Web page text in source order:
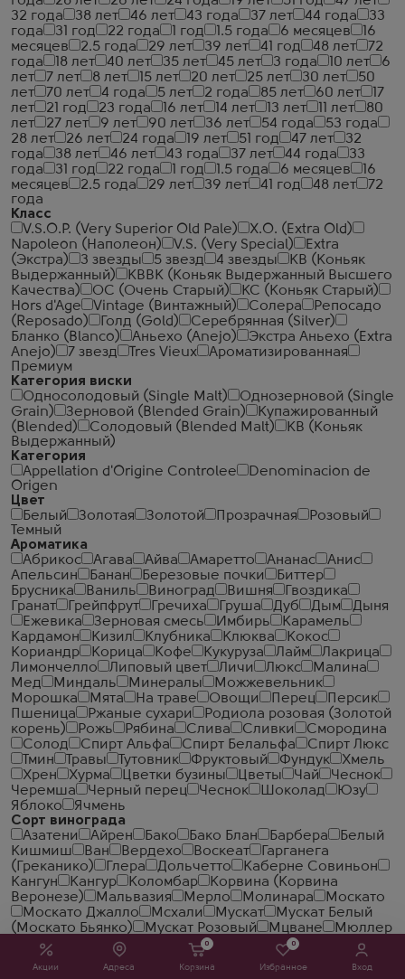
Акции Адреса
0
Корзина
0
Избранное Вход
32 года
38 лет 46 лет 43 года 37 лет 44 года
33
года
31 год 22 года 1 год 1.5 года 6 месяцев
16
месяцев
2.5 года 29 лет 39 лет 41 год 48 лет
72
года
18 лет 40 лет 35 лет 45 лет 3 года 10 лет
6
лет
7 лет 8 лет 15 лет 20 лет 25 лет 30 лет
50
лет
70 лет 4 года 5 лет 2 года 85 лет 60 лет
17
лет
21 год 23 года 16 лет 14 лет 13 лет 11 лет
80
лет
27 лет 9 лет 90 лет 36 лет 54 года
53 года
28 лет
26 лет 24 года 19 лет 51 год 47 лет
32
года
38 лет 46 лет 43 года 37 лет 44 года
33
года
31 год 22 года 1 год 1.5 года 6 месяцев
16
месяцев
2.5 года 29 лет 39 лет 41 год 48 лет
72
года
Класс
V.S.O.P. (Very Superior Old Pale)
X.O. (Extra Old)
Napoleon (Наполеон)
V.S. (Very Special)
Extra
(Экстра)
3 звезды 5 звезд 4 звезды
КВ (Коньяк
Выдержанный)
КВВК (Коньяк Выдержанный Высшего
Качества)
ОС (Очень Старый)
КС (Коньяк Старый)
Hors d'Age
Vintage (Винтажный) Солера
Репосадо
(Reposado)
Голд (Gold)
Серебрянная (Silver)
Бланко (Blanco)
Аньехо (Anejo)
Экстра Аньехо (Extra
Anejo)
7 звезд Tres Vieux
Ароматизированная
Премиум
Категория виски
Односолодовый (Single Malt)
Однозерновой (Single
Grain)
Зерновой (Blended Grain)
Купажированный
(Blended)
Солодовый (Blended Malt)
КВ (Коньяк
Выдержанный)
Категория
Appellation d'Origine Controlee
Denominacion de
Origen
Цвет
Белый
Золотая Золотой Прозрачная
Розовый
Темный
Ароматика
Абрикос
Агава Айва Амаретто Ананас
Анис
Апельсин
Банан Березовые почки
Биттер
Брусника
Ваниль Виноград Вишня
Гвоздика
Гранат
Грейпфрут Гречиха Груша Дуб Дым
Дыня
Ежевика
Зерновая смесь Имбирь
Карамель
Кардамон
Кизил Клубника Клюква
Кокос
Кориандр
Корица Кофе Кукуруза Лайм
Лакрица
Лимончелло
Липовый цвет Личи Люкс
Малина
Мед
Миндаль Минералы
Можжевельник
Морошка
Мята На траве Овощи Перец
Персик
Пшеница
Ржаные сухари
Родиола розовая (Золотой
корень)
Рожь Рябина Слива Сливки
Смородина
Солод
Спирт Альфа Спирт Белальфа
Спирт Люкс
Тмин
Травы Тутовник Фруктовый Фундук
Хмель
Хрен
Хурма Цветки бузины Цветы Чай
Чеcнок
Черемша
Черный перец Чеснок Шоколад
Юзу
Яблоко
Ячмень
Сорт винограда
Азатени
Айрен Бако Бако Блан Барбера
Белый
Кишмиш
Ван Вердехо Воскеат
Гарганега
(Греканико)
Глера Дольчетто
Каберне Совиньон
Кангун
Кангур Коломбар
Корвина (Корвина
Веронезе)
Мальвазия Мерло Молинара
Москато
Москато Джалло
Мсхали Мускат
Мускат Белый
(Москато Бьянко)
Мускат Розовый Мцване
Мюллер
Тургау
Неббиоло Паломино
Паломино Фино
Парельяда
Педро Хименес
Первенец Магарача
Пиколит
Пино Блан (Пино Бьянко) Пино Гриджио